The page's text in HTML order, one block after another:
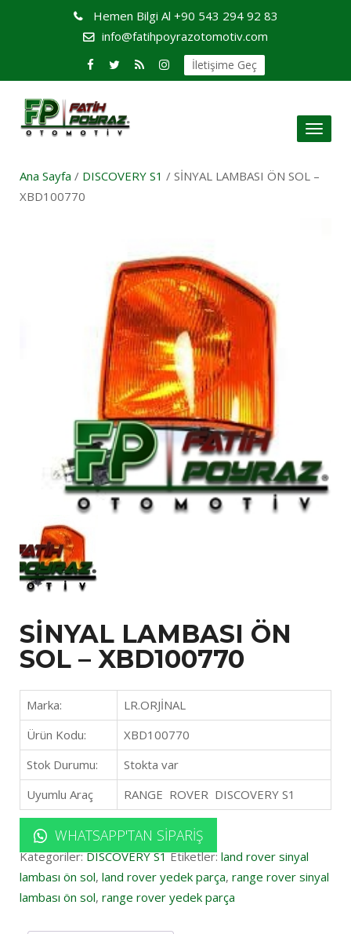
Hemen Bilgi Al +90 543 294 92 83
info@fatihpoyrazotomotiv.com
İletişime Geç
Toggle
Ana Sayfa / DISCOVERY S1 / SİNYAL LAMBASI ÖN SOL –
XBD100770
SİNYAL LAMBASI ÖN
SOL – XBD100770
Marka:
LR.ORJİNAL
Ürün Kodu:
XBD100770
Stok Durumu:
Stokta var
Uyumlu Araç
RANGE ROVER DISCOVERY S1
WHATSAPP'TAN SIPARIŞ
Kategoriler:DISCOVERY S1 Etiketler: land rover sinyal
lambası ön sol, land rover yedek parça, range rover sinyal
lambası ön sol, range rover yedek parça